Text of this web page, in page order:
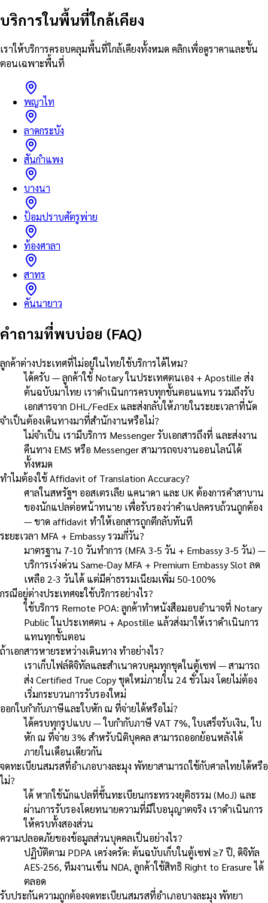
บริการในพื้นที่ใกล้เคียง
เราให้บริการครอบคลุมพื้นที่ใกล้เคียงทั้งหมด คลิกเพื่อดูราคาและขั้น
ตอนเฉพาะพื้นที่
พญาไท
ลาดกระบัง
สันกำแพง
บางนา
ป้อมปราบศัตรูพ่าย
ท้องศาลา
สาทร
คันนายาว
คำถามที่พบบ่อย (FAQ)
ลูกค้าต่างประเทศที่ไม่อยู่ในไทยใช้บริการได้ไหม?
ได้ครับ — ลูกค้าใช้ Notary ในประเทศตนเอง + Apostille ส่ง
ต้นฉบับมาไทย เราดำเนินการครบทุกขั้นตอนแทน รวมถึงรับ
เอกสารจาก DHL/FedEx และส่งกลับให้ภายในระยะเวลาที่นัด
จำเป็นต้องเดินทางมาที่สำนักงานหรือไม่?
ไม่จำเป็น เรามีบริการ Messenger รับเอกสารถึงที่ และส่งงาน
คืนทาง EMS หรือ Messenger สามารถจบงานออนไลน์ได้
ทั้งหมด
ทำไมต้องใช้ Affidavit of Translation Accuracy?
ศาลในสหรัฐฯ ออสเตรเลีย แคนาดา และ UK ต้องการคำสาบาน
ของนักแปลต่อหน้าทนาย เพื่อรับรองว่าคำแปลครบถ้วนถูกต้อง
— ขาด affidavit ทำให้เอกสารถูกตีกลับทันที
ระยะเวลา MFA + Embassy รวมกี่วัน?
มาตรฐาน 7-10 วันทำการ (MFA 3-5 วัน + Embassy 3-5 วัน) —
บริการเร่งด่วน Same-Day MFA + Premium Embassy Slot ลด
เหลือ 2-3 วันได้ แต่มีค่าธรรมเนียมเพิ่ม 50-100%
กรณีอยู่ต่างประเทศจะใช้บริการอย่างไร?
ใช้บริการ Remote POA: ลูกค้าทำหนังสือมอบอำนาจที่ Notary
Public ในประเทศตน + Apostille แล้วส่งมาให้เราดำเนินการ
แทนทุกขั้นตอน
ถ้าเอกสารหายระหว่างเดินทาง ทำอย่างไร?
เราเก็บไฟล์ดิจิทัลและสำเนาควบคุมทุกชุดในตู้เซฟ — สามารถ
ส่ง Certified True Copy ชุดใหม่ภายใน 24 ชั่วโมง โดยไม่ต้อง
เริ่มกระบวนการรับรองใหม่
ออกใบกำกับภาษีและใบหัก ณ ที่จ่ายได้หรือไม่?
ได้ครบทุกรูปแบบ — ใบกำกับภาษี VAT 7%, ใบเสร็จรับเงิน, ใบ
หัก ณ ที่จ่าย 3% สำหรับนิติบุคคล สามารถออกย้อนหลังได้
ภายในเดือนเดียวกัน
จดทะเบียนสมรสที่อำเภอบางละมุง พัทยาสามารถใช้กับศาลไทยได้หรือ
ไม่?
ได้ หากใช้นักแปลที่ขึ้นทะเบียนกระทรวงยุติธรรม (MoJ) และ
ผ่านการรับรองโดยทนายความที่มีใบอนุญาตจริง เราดำเนินการ
ให้ครบทั้งสองส่วน
ความปลอดภัยของข้อมูลส่วนบุคคลเป็นอย่างไร?
ปฏิบัติตาม PDPA เคร่งครัด: ต้นฉบับเก็บในตู้เซฟ ≥7 ปี, ดิจิทัล
AES-256, ทีมงานเซ็น NDA, ลูกค้าใช้สิทธิ Right to Erasure ได้
ตลอด
รับประกันความถูกต้องจดทะเบียนสมรสที่อำเภอบางละมุง พัทยา